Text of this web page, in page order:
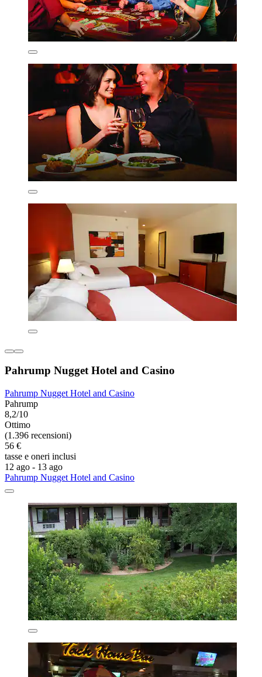
Pahrump Nugget Hotel and Casino
Pahrump Nugget Hotel and Casino
Pahrump
8,2/10
Ottimo
(1.396 recensioni)
56 €
tasse e oneri inclusi
12 ago - 13 ago
Pahrump Nugget Hotel and Casino